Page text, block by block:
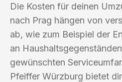
Die Kosten für deinen
nach Prag hängen von
ab, wie zum Beispiel der
an
gewünschten
Pfeiffer Würzburg bietet